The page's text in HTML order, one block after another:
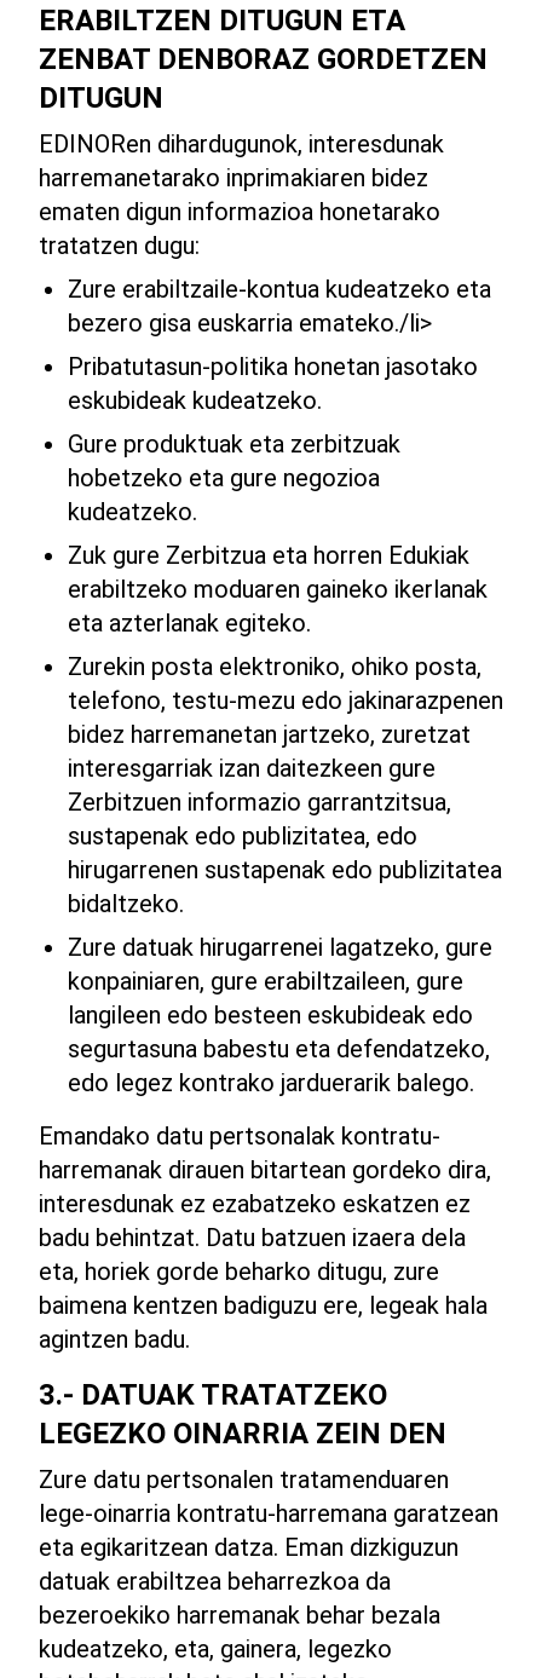
ERABILTZEN DITUGUN ETA
ZENBAT DENBORAZ GORDETZEN
DITUGUN
EDINORen dihardugunok, interesdunak
harremanetarako inprimakiaren bidez
ematen digun informazioa honetarako
tratatzen dugu:
Zure erabiltzaile-kontua kudeatzeko eta
bezero gisa euskarria emateko./li>
Pribatutasun-politika honetan jasotako
eskubideak kudeatzeko.
Gure produktuak eta zerbitzuak
hobetzeko eta gure negozioa
kudeatzeko.
Zuk gure Zerbitzua eta horren Edukiak
erabiltzeko moduaren gaineko ikerlanak
eta azterlanak egiteko.
Zurekin posta elektroniko, ohiko posta,
telefono, testu-mezu edo jakinarazpenen
bidez harremanetan jartzeko, zuretzat
interesgarriak izan daitezkeen gure
Zerbitzuen informazio garrantzitsua,
sustapenak edo publizitatea, edo
hirugarrenen sustapenak edo publizitatea
bidaltzeko.
Zure datuak hirugarrenei lagatzeko, gure
konpainiaren, gure erabiltzaileen, gure
langileen edo besteen eskubideak edo
segurtasuna babestu eta defendatzeko,
edo legez kontrako jarduerarik balego.
Emandako datu pertsonalak kontratu-
harremanak dirauen bitartean gordeko dira,
interesdunak ez ezabatzeko eskatzen ez
badu behintzat. Datu batzuen izaera dela
eta, horiek gorde beharko ditugu, zure
baimena kentzen badiguzu ere, legeak hala
agintzen badu.
3.- DATUAK TRATATZEKO
LEGEZKO OINARRIA ZEIN DEN
Zure datu pertsonalen tratamenduaren
lege-oinarria kontratu-harremana garatzean
eta egikaritzean datza. Eman dizkiguzun
datuak erabiltzea beharrezkoa da
bezeroekiko harremanak behar bezala
kudeatzeko, eta, gainera, legezko